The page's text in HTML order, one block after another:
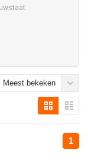
Meest bekeken
1